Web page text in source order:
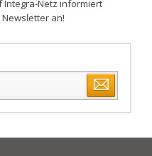
Integra-Netz informiert
an!